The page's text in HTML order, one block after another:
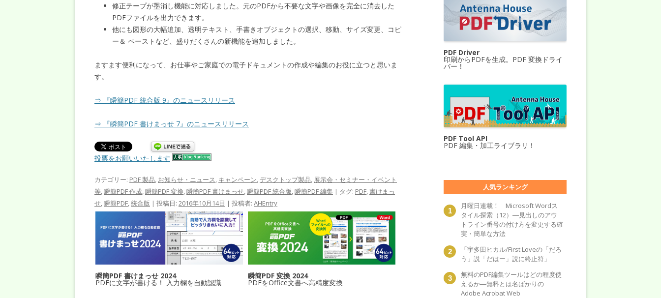
修正テープが墨消し機能に対応しました。元のPDFから不要な文字や画像を完全に消去した
PDFファイルを出力できます。
他にも図形の大幅追加、透明テキスト、手書きオブジェクトの選択、移動、サイズ変更、コピ
ー＆ ペーストなど、盛りだくさんの新機能を追加しました。
ますます便利になって、お仕事やご家庭での電子ドキュメントの作成や編集のお役に立つと思いま
す。
⇒ 『瞬簡PDF 統合版 9』のニュースリリース
⇒ 『瞬簡PDF 書けまっせ 7』のニュースリリース
投票をお願いいたします
カテゴリー: PDF 製品, お知らせ・ニュース, キャンペーン, デスクトップ製品, 展示会・セミナー・イベント
等,瞬簡PDF 作成,瞬簡PDF 変換,瞬簡PDF 書けまっせ,瞬簡PDF 統合版,瞬簡PDF 編集 | タグ: PDF,書けまっ
せ,瞬簡PDF,統合版 | 投稿日: 2016年10月14日 | 投稿者: AHEntry
瞬簡PDF 書けまっせ 2024
PDFに文字が書ける！ 入力欄を自動認識
瞬簡PDF 変換 2024
PDFをOffice文書へ高精度変換
PDF Driver
印刷からPDFを生成。PDF 変換ドライ
バー！
PDF Tool API
PDF 編集・加工ライブラリ！
人気ランキング
月曜日連載！ Microsoft Wordス
タイル探索（12）―見出しのアウ
トライン番号の付け方を変更する確
実・簡単な方法
「宇多田ヒカル/First Loveの「だろ
う」説「だはー」説に終止符」
無料のPDF編集ツールはどの程度使
えるか―無料とは名ばかりの
Adobe Acrobat Web